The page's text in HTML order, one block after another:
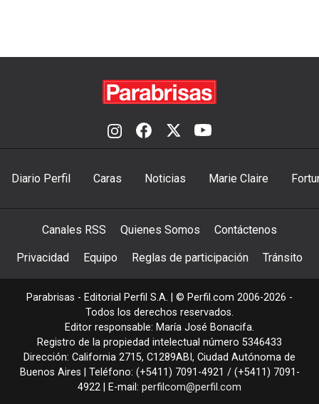
Diario Perfil Caras Noticias Marie Claire
Canales RSS Quienes Somos Contáctenos
Privacidad Equipo Reglas de participación Tránsito
Parabrisas - Editorial Perfil S.A. | © Perfil.com 2006-2026 -
Todos los derechos reservados.
Editor responsable: María José Bonacifa.
Registro de la propiedad intelectual número 5346433
Dirección: California 2715, C1289ABI , Ciudad Autónoma de
Buenos Aires | Teléfono: (+5411) 7091-4921 / (+5411) 7091-
4922 | E-mail: perfilcom@perfil.com